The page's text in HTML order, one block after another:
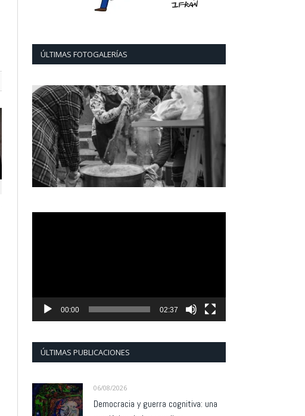
ÚLTIMAS FOTOGALERÍAS
00:00 02:37
ÚLTIMAS PUBLICACIONES
06/08/2026
Democracia y guerra cognitiva: una